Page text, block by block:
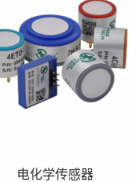
电化学传感器